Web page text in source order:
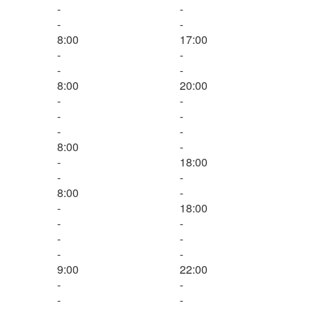
-
-
-
-
8:00
17:00
-
-
-
-
8:00
20:00
-
-
-
-
-
-
8:00
-
-
18:00
-
-
8:00
-
-
18:00
-
-
-
-
-
-
9:00
22:00
-
-
-
-